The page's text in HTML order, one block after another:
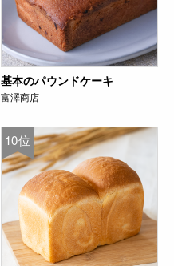
基本のパウンドケーキ
富澤商店
10位